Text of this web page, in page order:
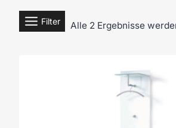
Filter Alle 2 Ergebnisse